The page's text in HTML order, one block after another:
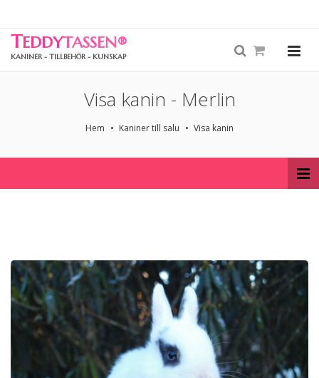
TEDDYTASSEN®
KANINER - TILLBEHÖR - KUNSKAP
Visa kanin - Merlin
Hem Kaniner till salu Visa kanin